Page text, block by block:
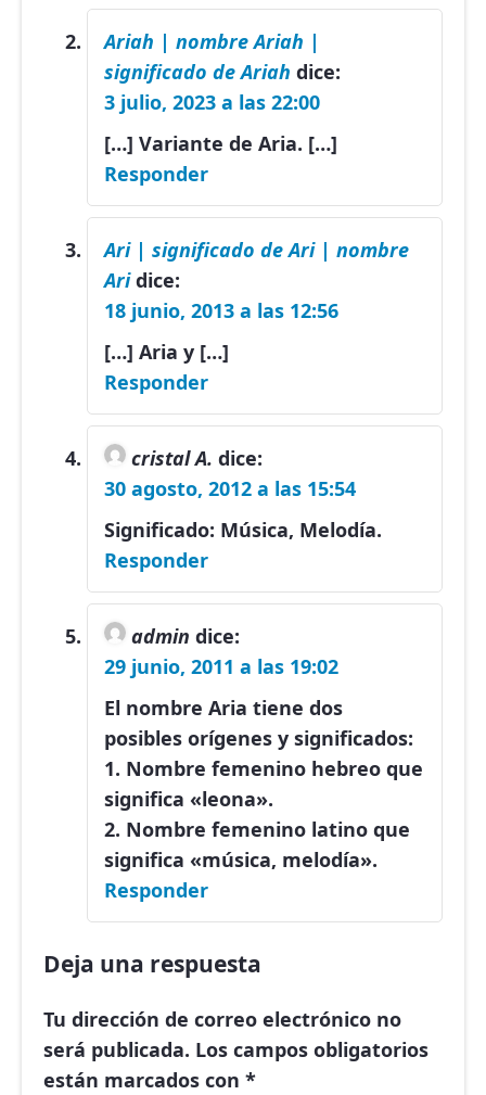
Ariah | nombre Ariah |
significado de Ariah dice:
3 julio, 2023 a las 22:00
[…] Variante de Aria. […]
Responder
Ari | significado de Ari | nombre
Ari dice:
18 junio, 2013 a las 12:56
[…] Aria y […]
Responder
cristal A. dice:
30 agosto, 2012 a las 15:54
Significado: Música, Melodía.
Responder
admin dice:
29 junio, 2011 a las 19:02
El nombre Aria tiene dos
posibles orígenes y significados:
1. Nombre femenino hebreo que
significa «leona».
2. Nombre femenino latino que
significa «música, melodía».
Responder
Deja una respuesta
Tu dirección de correo electrónico no
será publicada. Los campos obligatorios
están marcados con *